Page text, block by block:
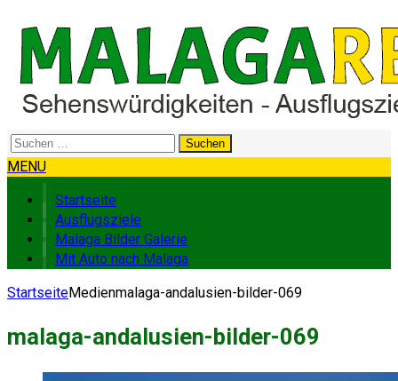
Suchen
nach:
MENU
Startseite
Ausflugsziele
Malaga Bilder Galerie
Mit Auto nach Malaga
StartseiteMedienmalaga-andalusien-bilder-069
malaga-andalusien-bilder-069